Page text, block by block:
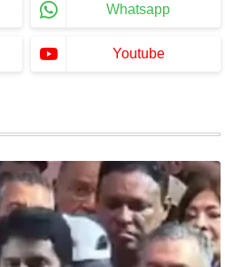
Whatsapp
Youtube